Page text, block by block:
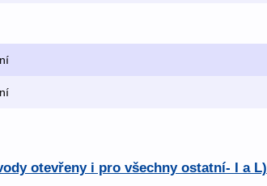
otevřeny i pro všechny ostatní- I a L)